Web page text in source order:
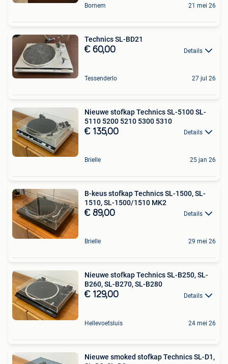
Bornem 21 mei 26
Technics SL-BD21
€ 60,00 Details
Tessenderlo 27 jul 26
Nieuwe stofkap Technics SL-5100 SL-
5110 5200 5210 5300 5310
€ 135,00 Details
Brielle 25 jan 26
B-keus stofkap Technics SL-1500, SL-
1510, SL-1500/1510 MK2
€ 89,00 Details
Brielle 29 mei 26
Nieuwe stofkap Technics SL-B250, SL-
B260, SL-B270, SL-B280
€ 129,00 Details
Hellevoetsluis 24 mei 26
Nieuwe smoked stofkap Technics SL-D1,